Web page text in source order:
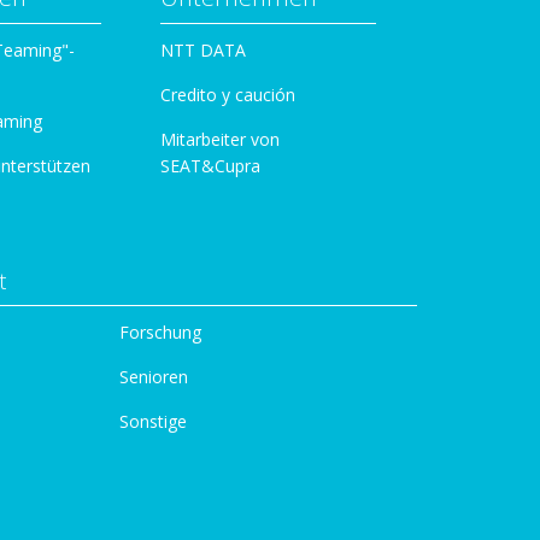
NTT DATA
Credito y caución
Mitarbeiter von
SEAT&Cupra
Forschung
Senioren
Sonstige